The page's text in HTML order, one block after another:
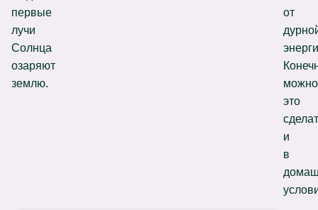
первые
лучи
Солнца
озаряют
землю.
от
можно
это
и
в